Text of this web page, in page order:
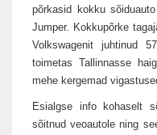
põrkasid kokku
Jumper. Kokkupõrke
Volkswagenit juhtinud
toimetas Tallinnasse
mehe kergemad
Esialgse info kohaselt
sõitnud veoautole ning